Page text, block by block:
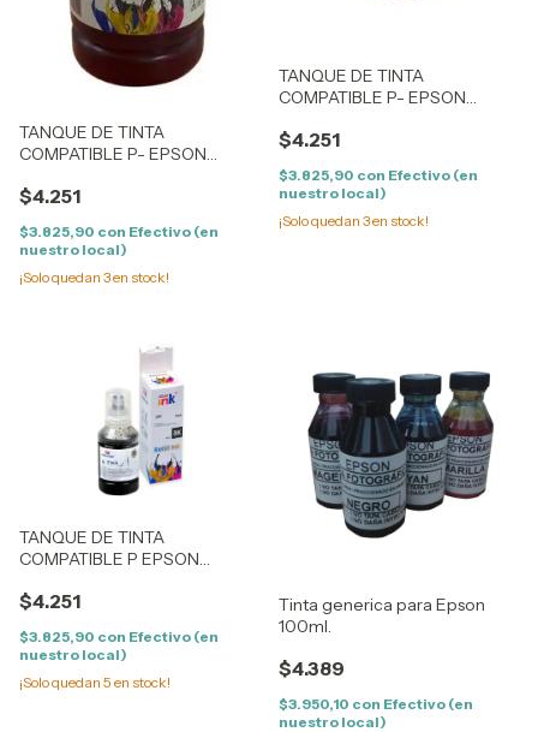
TANQUE DE TINTA
COMPATIBLE P- EPSON
MAGENTA
$4.251
$3.825,90 con Efectivo (en
nuestro local)
¡Solo quedan 3en stock!
TANQUE DE TINTA
COMPATIBLE P- EPSON
CYAN
$4.251
$3.825,90 con Efectivo (en
nuestro local)
¡Solo quedan 3en stock!
TANQUE DE TINTA
COMPATIBLE P EPSON
NEGRO
$4.251
$3.825,90 con Efectivo (en
nuestro local)
¡Solo quedan 5 en stock!
Tinta generica para Epson
100ml.
$4.389
$3.950,10 con Efectivo (en
nuestro local)